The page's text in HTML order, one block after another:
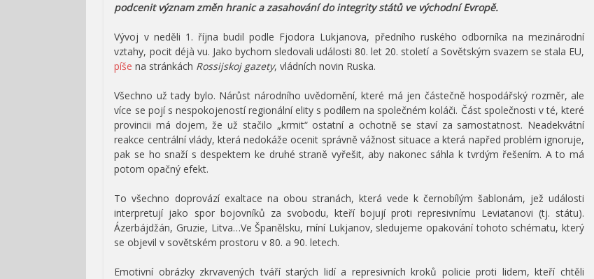
podcenit význam změn hranic a zasahování do integrity států ve východní Evropě.
Vývoj v neděli 1. října budil podle Fjodora Lukjanova, předního ruského odborníka na mezinárodní
vztahy, pocit déjà vu. Jako bychom sledovali události 80. let 20. století a Sovětským svazem se stala EU,
píše na stránkách Rossijskoj gazety, vládních novin Ruska.
Všechno už tady bylo. Nárůst národního uvědomění, které má jen částečně hospodářský rozměr, ale
více se pojí s nespokojeností regionální elity s podílem na společném koláči. Část společnosti v té, které
provincii má dojem, že už stačilo „krmit“ ostatní a ochotně se staví za samostatnost. Neadekvátní
reakce centrální vlády, která nedokáže ocenit správně vážnost situace a která napřed problém ignoruje,
pak se ho snaží s despektem ke druhé straně vyřešit, aby nakonec sáhla k tvrdým řešením. A to má
potom opačný efekt.
To všechno doprovází exaltace na obou stranách, která vede k černobílým šablonám, jež události
interpretují jako spor bojovníků za svobodu, kteří bojují proti represivnímu Leviatanovi (tj. státu).
Ázerbájdžán, Gruzie, Litva…Ve Španělsku, míní Lukjanov, sledujeme opakování tohoto schématu, který
se objevil v sovětském prostoru v 80. a 90. letech.
Emotivní obrázky zkrvavených tváří starých lidí a represivních kroků policie proti lidem, kteří chtěli